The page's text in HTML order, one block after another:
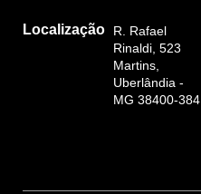
Localização
R. Rafael
Rinaldi, 523
Martins,
Uberlândia -
MG 38400-384